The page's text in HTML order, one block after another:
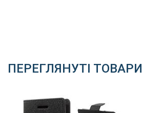
ПЕРЕГЛЯНУТІ ТОВАРИ